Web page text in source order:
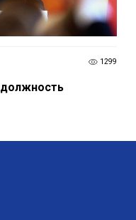
1299
должность